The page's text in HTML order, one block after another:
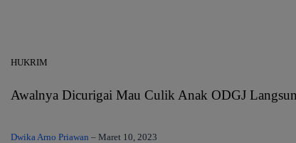
HUKRIM
Awalnya Dicurigai Mau Culik Anak ODGJ
Dwika Arno Priawan – Maret 10, 2023